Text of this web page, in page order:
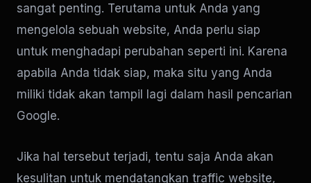
sangat penting. Terutama untuk Anda yang
mengelola sebuah website, Anda perlu siap
untuk menghadapi perubahan seperti ini. Karena
apabila Anda tidak siap, maka situ yang Anda
miliki tidak akan tampil lagi dalam hasil pencarian
Google.
Jika hal tersebut terjadi, tentu saja Anda akan
kesulitan untuk mendatangkan traffic website,